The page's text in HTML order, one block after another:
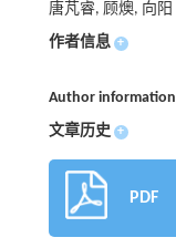
唐芃睿, 顾燠, 向阳
作者信息 +
Author information
文章历史 +
PDF